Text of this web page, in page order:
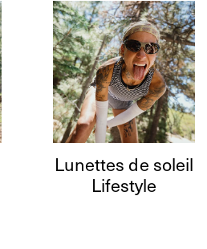
Lunettes de soleil
Lifestyle